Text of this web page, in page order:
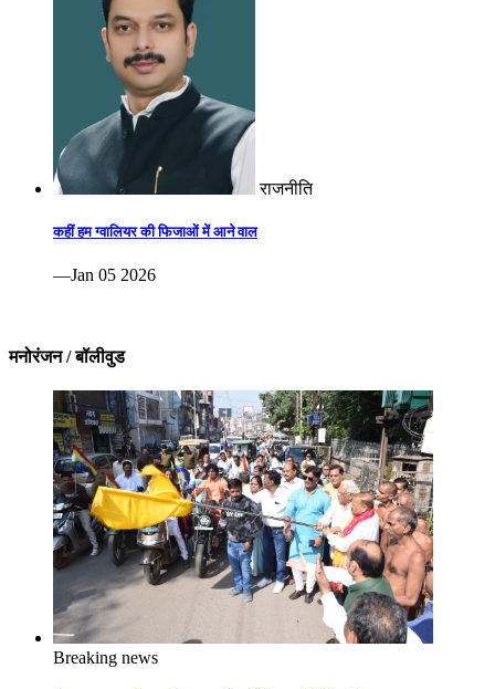
राजनीति
कहीं हम ग्वालियर की फिजाओं में आने वाल
—Jan 05 2026
मनोरंजन / बॉलीवुड
Breaking news